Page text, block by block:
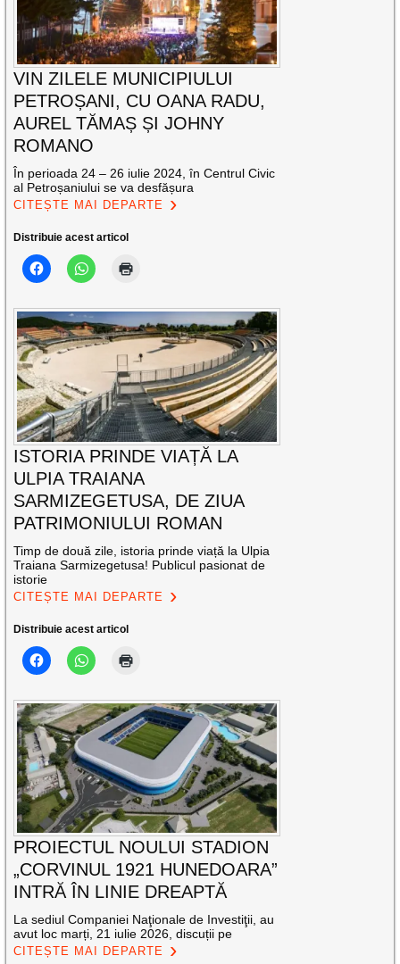
VIN ZILELE MUNICIPIULUI
PETROȘANI, CU OANA RADU,
AUREL TĂMAȘ ȘI JOHNY
ROMANO
În perioada 24 – 26 iulie 2024, în Centrul Civic
al Petroșaniului se va desfășura
CITEȘTE MAI DEPARTE
Distribuie acest articol
ISTORIA PRINDE VIAȚĂ LA
ULPIA TRAIANA
SARMIZEGETUSA, DE ZIUA
PATRIMONIULUI ROMAN
Timp de două zile, istoria prinde viață la Ulpia
Traiana Sarmizegetusa! Publicul pasionat de
istorie
CITEȘTE MAI DEPARTE
Distribuie acest articol
PROIECTUL NOULUI STADION
„CORVINUL 1921 HUNEDOARA”
INTRĂ ÎN LINIE DREAPTĂ
La sediul Companiei Naţionale de Investiţii, au
avut loc marți, 21 iulie 2026, discuții pe
CITEȘTE MAI DEPARTE